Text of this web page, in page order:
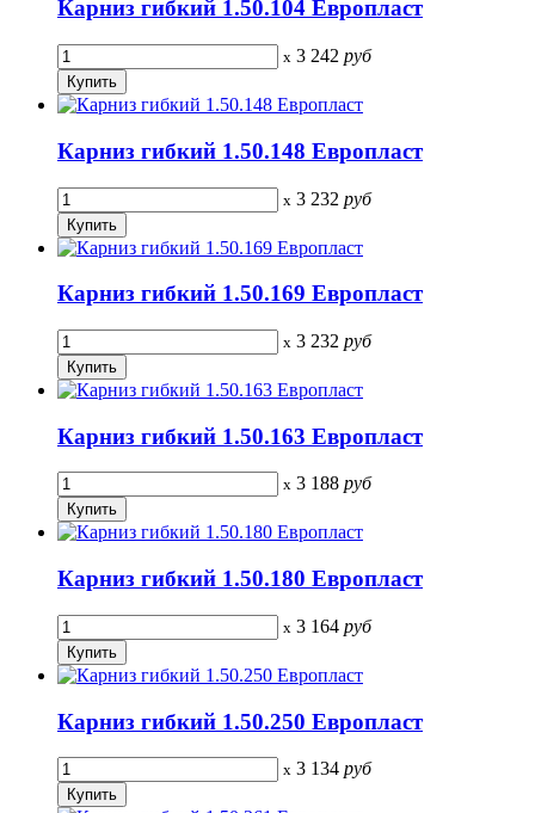
Карниз гибкий 1.50.104 Европласт
x 3 242 руб
Карниз гибкий 1.50.148 Европласт
x 3 232 руб
Карниз гибкий 1.50.169 Европласт
x 3 232 руб
Карниз гибкий 1.50.163 Европласт
x 3 188 руб
Карниз гибкий 1.50.180 Европласт
x 3 164 руб
Карниз гибкий 1.50.250 Европласт
x 3 134 руб